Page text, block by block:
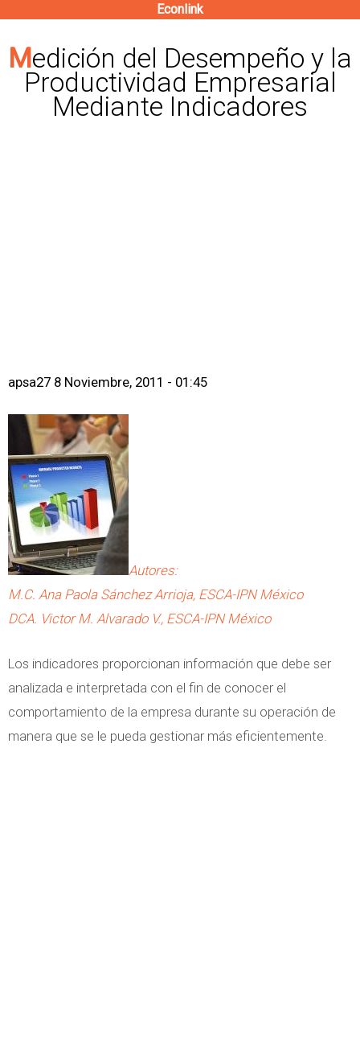
contenido
principal
Econlink
Medición del Desempeño y la
Productividad Empresarial
Mediante Indicadores
apsa27 8 Noviembre, 2011 - 01:45
Autores:
M.C. Ana Paola Sánchez Arrioja, ESCA-IPN México
DCA. Victor M. Alvarado V., ESCA-IPN México
Los indicadores proporcionan información que debe ser
analizada e interpretada con el fin de conocer el
comportamiento de la empresa durante su operación de
manera que se le pueda gestionar más eficientemente.